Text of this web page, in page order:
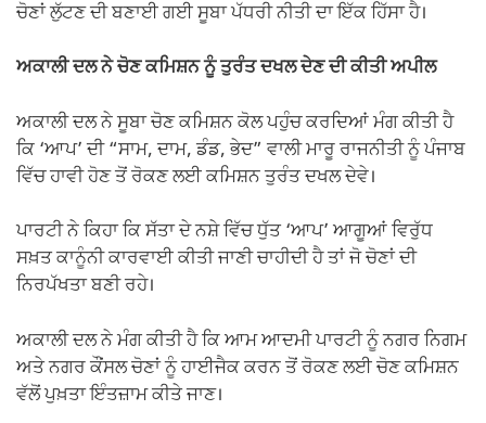
ਚੋਣਾਂ ਲੁੱਟਣ ਦੀ ਬਣਾਈ ਗਈ ਸੂਬਾ ਪੱਧਰੀ ਨੀਤੀ ਦਾ ਇੱਕ ਹਿੱਸਾ ਹੈ।
ਅਕਾਲੀ ਦਲ ਨੇ ਚੋਣ ਕਮਿਸ਼ਨ ਨੂੰ ਤੁਰੰਤ ਦਖਲ ਦੇਣ ਦੀ ਕੀਤੀ ਅਪੀਲ
ਅਕਾਲੀ ਦਲ ਨੇ ਸੂਬਾ ਚੋਣ ਕਮਿਸ਼ਨ ਕੋਲ ਪਹੁੰਚ ਕਰਦਿਆਂ ਮੰਗ ਕੀਤੀ ਹੈ
ਕਿ ‘ਆਪ’ ਦੀ “ਸਾਮ, ਦਾਮ, ਡੰਡ, ਭੇਦ” ਵਾਲੀ ਮਾਰੂ ਰਾਜਨੀਤੀ ਨੂੰ ਪੰਜਾਬ
ਵਿੱਚ ਹਾਵੀ ਹੋਣ ਤੋਂ ਰੋਕਣ ਲਈ ਕਮਿਸ਼ਨ ਤੁਰੰਤ ਦਖਲ ਦੇਵੇ।
ਪਾਰਟੀ ਨੇ ਕਿਹਾ ਕਿ ਸੱਤਾ ਦੇ ਨਸ਼ੇ ਵਿੱਚ ਧੁੱਤ ‘ਆਪ’ ਆਗੂਆਂ ਵਿਰੁੱਧ
ਸਖ਼ਤ ਕਾਨੂੰਨੀ ਕਾਰਵਾਈ ਕੀਤੀ ਜਾਣੀ ਚਾਹੀਦੀ ਹੈ ਤਾਂ ਜੋ ਚੋਣਾਂ ਦੀ
ਨਿਰਪੱਖਤਾ ਬਣੀ ਰਹੇ।
ਅਕਾਲੀ ਦਲ ਨੇ ਮੰਗ ਕੀਤੀ ਹੈ ਕਿ ਆਮ ਆਦਮੀ ਪਾਰਟੀ ਨੂੰ ਨਗਰ ਨਿਗਮ
ਅਤੇ ਨਗਰ ਕੌਂਸਲ ਚੋਣਾਂ ਨੂੰ ਹਾਈਜੈਕ ਕਰਨ ਤੋਂ ਰੋਕਣ ਲਈ ਚੋਣ ਕਮਿਸ਼ਨ
ਵੱਲੋਂ ਪੁਖ਼ਤਾ ਇੰਤਜ਼ਾਮ ਕੀਤੇ ਜਾਣ।